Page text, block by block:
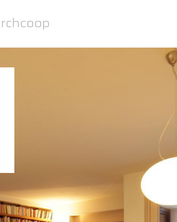
coop
1arch
Über